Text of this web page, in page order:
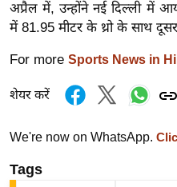
न्यू
ज
म
रं
अप्रैल में, उन्होंने नई दिल्ली में
में 81.95 मीटर के थ्रो के साथ
For more Sports News in
शेयर करें
We're now on WhatsApp.
Tags